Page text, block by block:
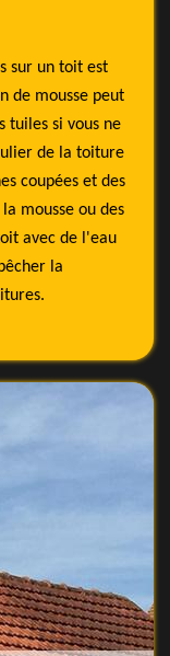
sur un toit est
de mousse peut
tuiles si vous ne
de la toiture
coupées et des
mousse ou des
avec de l'eau
la